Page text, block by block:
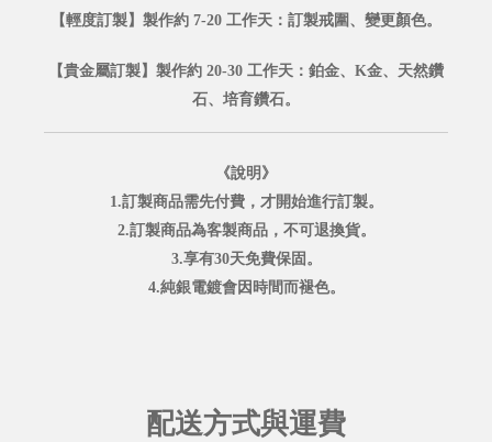
【輕度訂製】製作約 7-20 工作天：訂製戒圍、變更顏色。
【貴金屬訂製】製作約 20-30 工作天：鉑金、K金、天然鑽
石、培育鑽石。
《說明》
1.訂製商品需先付費，才開始進行訂製。
2.訂製商品為客製商品，不可退換貨。
3.享有30天免費保固。
4.純銀電鍍會因時間而褪色。
配送方式與運費